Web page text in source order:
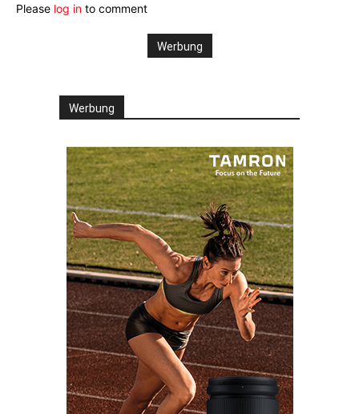
Please log in to comment
Werbung
Werbung